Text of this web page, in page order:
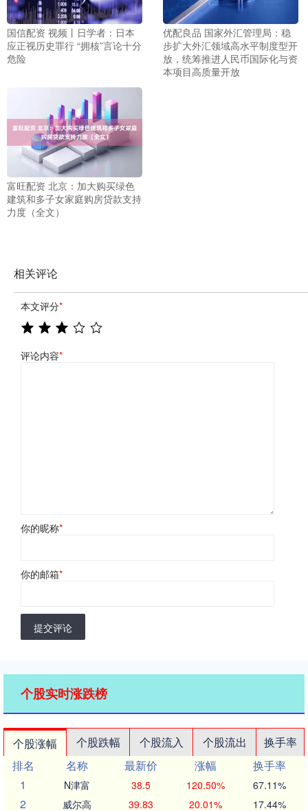
国信配资 视频丨日学者：日本
应正视历史罪行 “拥核”言论十分
危险
优配良品 国家外汇管理局：稳
步扩大外汇领域高水平制度型开
放，统筹推进人民币国际化与资
本项目高质量开放
富旺配资 北京：加大购买绿色
建筑和多子女家庭购房贷款支持
力度（全文）
相关评论
本文评分*
评论内容*
你的昵称*
你的邮箱*
提交评论
个股实时涨跌榜
个股涨幅 个股跌幅 个股流入 个股流出
换手率
排名
名称 最新价 涨幅
换手率
1
N津富 38.5 120.50% 67.11%
2 威尔高 39.83 20.01% 17.44%